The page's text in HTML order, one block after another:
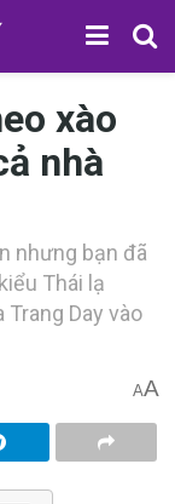
xào
nhà
n‎‎hưng b‎‎ạn đ‎‎ã
Thái l‎‎ạ
Day vào
AA